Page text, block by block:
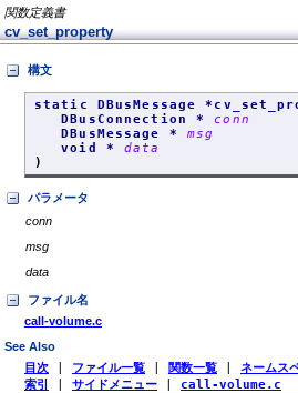
関数定義書
cv_set_property
構文
static DBusMessage
DBusConnection *conn
DBusMessage * msg
void *data
)
パラメータ
conn
msg
data
ファイル名
call-volume.c
See Also
目次 ファイル一覧 関数一覧 ネームス
索引
サイドメニュー call-volume.c